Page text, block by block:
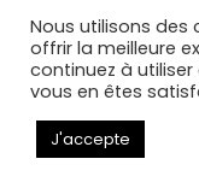
Nous utilisons des
offrir la meilleure
continuez à
vous en êtes
J'accepte